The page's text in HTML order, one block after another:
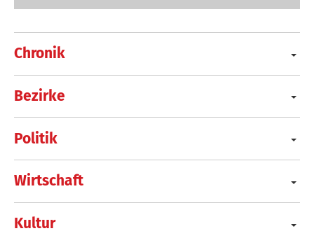
Chronik
Bezirke
Politik
Wirtschaft
Kultur